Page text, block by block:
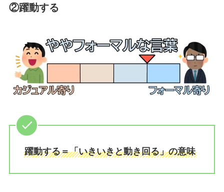
②躍動する
躍動する＝「いきいきと動き回る」の意味